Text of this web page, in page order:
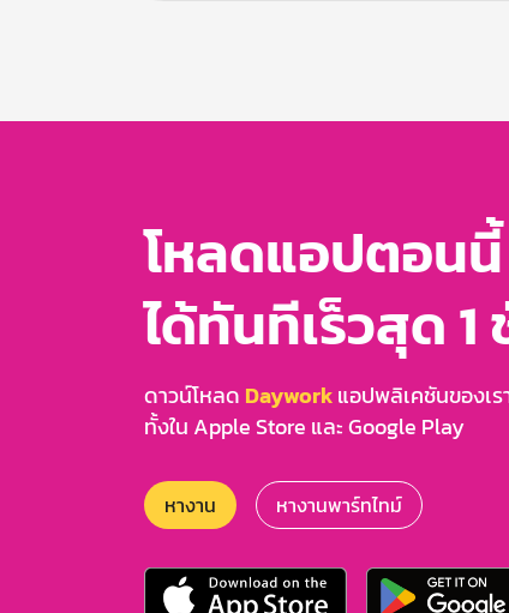
โหลดแอปตอน
ได้ทันทีเร็วสุด 1
ดาวน์โหลด Dayworkแอปพลิเคชันของเ
ทั้งใน Apple Store และ Google Play
หางาน หางานพาร์ทไทม์